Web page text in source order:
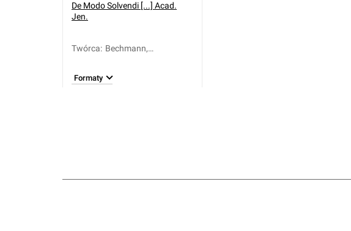
De Modo Solvendi [...] Acad.
Jen.
Twórca: Bechmann,
Formaty